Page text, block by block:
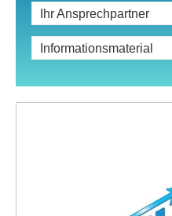
Ihr Ansprechpartner
Informationsmaterial